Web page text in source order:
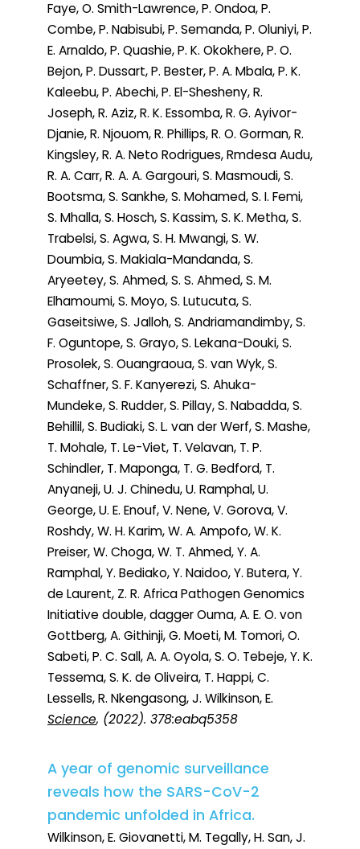
Faye, O. Smith-Lawrence, P. Ondoa, P.
Combe, P. Nabisubi, P. Semanda, P. Oluniyi, P.
E. Arnaldo, P. Quashie, P. K. Okokhere, P. O.
Bejon, P. Dussart, P. Bester, P. A. Mbala, P. K.
Kaleebu, P. Abechi, P. El-Shesheny, R.
Joseph, R. Aziz, R. K. Essomba, R. G. Ayivor-
Djanie, R. Njouom, R. Phillips, R. O. Gorman, R.
Kingsley, R. A. Neto Rodrigues, Rmdesa Audu,
R. A. Carr, R. A. A. Gargouri, S. Masmoudi, S.
Bootsma, S. Sankhe, S. Mohamed, S. I. Femi,
S. Mhalla, S. Hosch, S. Kassim, S. K. Metha, S.
Trabelsi, S. Agwa, S. H. Mwangi, S. W.
Doumbia, S. Makiala-Mandanda, S.
Aryeetey, S. Ahmed, S. S. Ahmed, S. M.
Elhamoumi, S. Moyo, S. Lutucuta, S.
Gaseitsiwe, S. Jalloh, S. Andriamandimby, S.
F. Oguntope, S. Grayo, S. Lekana-Douki, S.
Prosolek, S. Ouangraoua, S. van Wyk, S.
Schaffner, S. F. Kanyerezi, S. Ahuka-
Mundeke, S. Rudder, S. Pillay, S. Nabadda, S.
Behillil, S. Budiaki, S. L. van der Werf, S. Mashe,
T. Mohale, T. Le-Viet, T. Velavan, T. P.
Schindler, T. Maponga, T. G. Bedford, T.
Anyaneji, U. J. Chinedu, U. Ramphal, U.
George, U. E. Enouf, V. Nene, V. Gorova, V.
Roshdy, W. H. Karim, W. A. Ampofo, W. K.
Preiser, W. Choga, W. T. Ahmed, Y. A.
Ramphal, Y. Bediako, Y. Naidoo, Y. Butera, Y.
de Laurent, Z. R. Africa Pathogen Genomics
Initiative double, dagger Ouma, A. E. O. von
Gottberg, A. Githinji, G. Moeti, M. Tomori, O.
Sabeti, P. C. Sall, A. A. Oyola, S. O. Tebeje, Y. K.
Tessema, S. K. de Oliveira, T. Happi, C.
Lessells, R. Nkengasong, J. Wilkinson, E.
Science, (2022). 378:eabq5358
A year of genomic surveillance
reveals how the SARS-CoV-2
pandemic unfolded in Africa.
Wilkinson, E. Giovanetti, M. Tegally, H. San, J.